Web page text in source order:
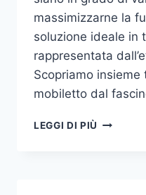
massimizzarne la
soluzione ideale in
rappresentata
Scopriamo
mobiletto dal
LEGGI DI PIÙ ETAGERE